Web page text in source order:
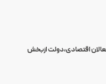
اقتصادی،دولت ازبخش